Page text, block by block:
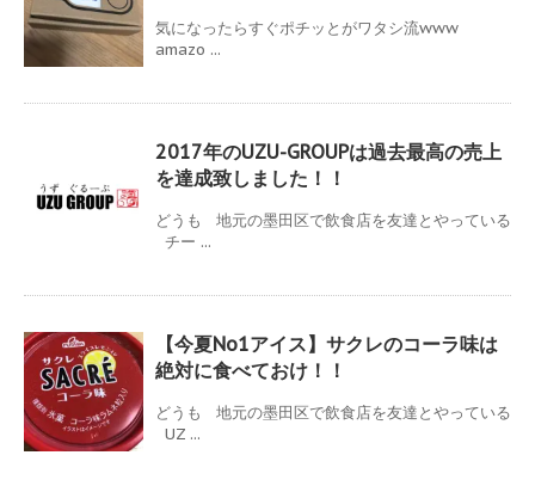
気になったらすぐポチッとがワタシ流www
amazo ...
2017年のUZU-GROUPは過去最高の売上
を達成致しました！！
どうも 地元の墨田区で飲食店を友達とやっている
チー ...
【今夏No1アイス】サクレのコーラ味は
絶対に食べておけ！！
どうも 地元の墨田区で飲食店を友達とやっている
UZ ...